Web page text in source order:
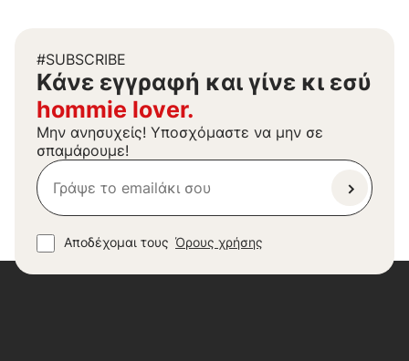
#SUBSCRIBE
Kάνε εγγραφή και γίνε κι εσύ
hommie lover.
Μην ανησυχείς! Υποσχόμαστε να μην σε
σπαμάρουμε!
Αποδέχομαι τους Όρους χρήσης